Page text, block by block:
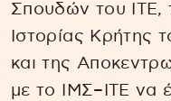
Σπουδών του ΙΤΕ,
Ιστορίας Κρήτης
και της
με το ΙΜΣ–ΙΤΕ να